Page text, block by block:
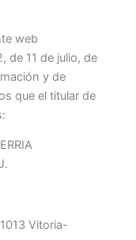
web
de 11 de julio, de
y de
que el titular de
Vitoria-